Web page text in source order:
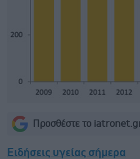
Προσθέστε το
Ειδήσεις υγείας σήμερα